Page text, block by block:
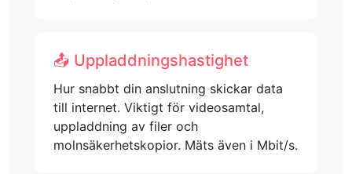
📤 Uppladdningshastighet
Hur snabbt din anslutning skickar data
till internet. Viktigt för videosamtal,
uppladdning av filer och
molnsäkerhetskopior. Mäts även i Mbit/s.